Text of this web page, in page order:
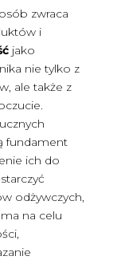
zwraca
i
jako
nie tylko z
ale także z
fundament
ich do
odżywczych,
na celu